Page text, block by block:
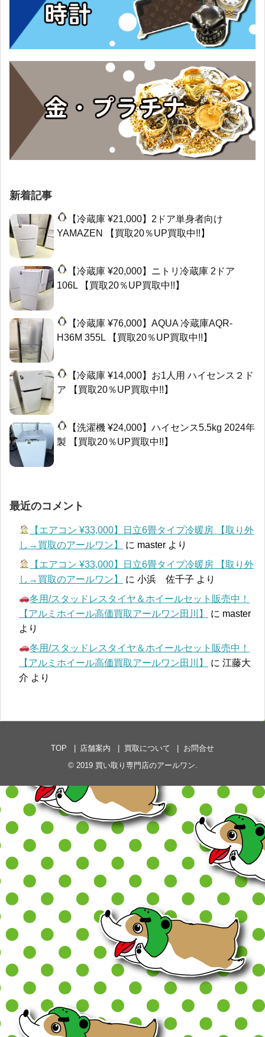
新着記事
【冷蔵庫 ¥21,000】2ドア単身者向け
YAMAZEN 【買取20％UP買取中!!】
【冷蔵庫 ¥20,000】ニトリ冷蔵庫 2ドア
106L 【買取20％UP買取中!!】
【冷蔵庫 ¥76,000】AQUA 冷蔵庫AQR-
H36M 355L 【買取20％UP買取中!!】
【冷蔵庫 ¥14,000】お1人用 ハイセンス２ド
ア 【買取20％UP買取中!!】
【洗濯機 ¥24,000】ハイセンス5.5kg 2024年
製 【買取20％UP買取中!!】
最近のコメント
【エアコン ¥33,000】日立6畳タイプ冷暖房 【取り外
し→買取のアールワン】
に master より
【エアコン ¥33,000】日立6畳タイプ冷暖房 【取り外
し→買取のアールワン】
に 小浜 佐千子 より
冬用/スタッドレスタイヤ＆ホイールセット販売中！
【アルミホイール高価買取アールワン田川】
に master
より
冬用/スタッドレスタイヤ＆ホイールセット販売中！
【アルミホイール高価買取アールワン田川】
に 江藤大
介 より
TOP 店舗案内 買取について
お問合せ
© 2019 買い取り専門店のアールワン.